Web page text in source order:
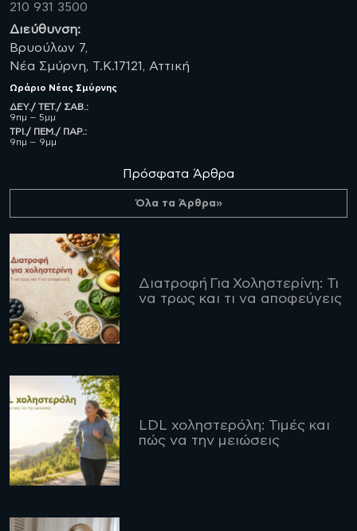
210 931 3500
Διεύθυνση:
Βρυούλων 7,
Νέα Σμύρνη, Τ.Κ.17121, Αττική
Ωράριο Νέας Σμύρνης
ΔΕΥ./ ΤΕΤ./ ΣΑΒ.:
9πμ – 5μμ
ΤΡΙ./ ΠΕΜ./ ΠΑΡ.:
9πμ – 9μμ
Πρόσφατα Άρθρα
Όλα τα Άρθρα»
Διατροφή Για Χοληστερίνη: Τι
να τρως και τι να αποφεύγεις
LDL χοληστερόλη: Τιμές και
πώς να την μειώσεις